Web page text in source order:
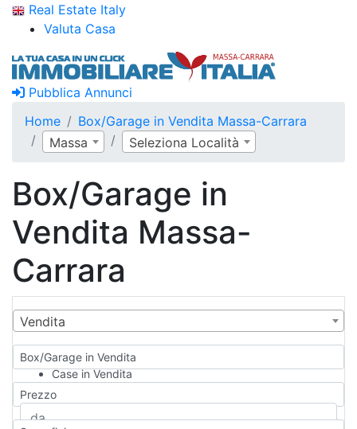
Real Estate Italy
Valuta Casa
Pubblica Annunci
Home
Box/Garage in Vendita Massa-Carrara
Massa
Seleziona Località
Box/Garage in
Vendita Massa-
Carrara
Vendita
Box/Garage in Vendita
Case in Vendita
Qualsiasi
Appartamento
Casa indipendente
Prezzo